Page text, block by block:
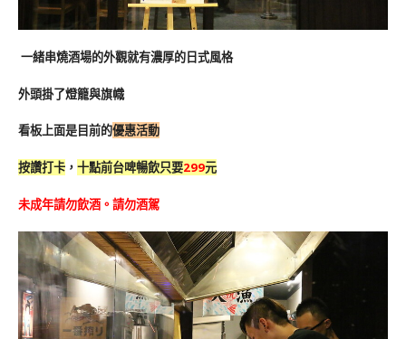
一緒串燒酒場的外觀就有濃厚的日式風格
外頭掛了燈籠與旗幟
看板上面是目前的優惠活動
按讚打卡 ， 十點前台啤暢飲只要299元
未成年請勿飲酒。請勿酒駕